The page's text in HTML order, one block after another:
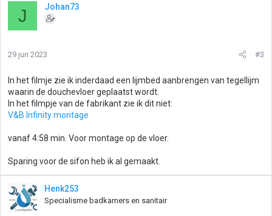
J Johan73
29 jun 2023 #3
In het filmje zie ik inderdaad een lijmbed aanbrengen van tegellijm
waarin de douchevloer geplaatst wordt.
In het filmpje van de fabrikant zie ik dit niet:
V&B Infinity montage
vanaf 4:58 min. Voor montage op de vloer.
Sparing voor de sifon heb ik al gemaakt.
Henk253
Specialisme badkamers en sanitair